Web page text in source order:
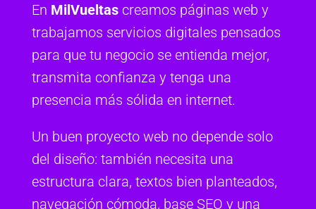
En MilVueltascreamos páginas web y
trabajamos servicios digitales pensados
para que tu negocio se entienda mejor,
transmita confianza y tenga una
presencia más sólida en internet.
Un buen proyecto web no depende solo
del diseño: también necesita una
estructura clara, textos bien planteados,
navegación cómoda, base SEO y una